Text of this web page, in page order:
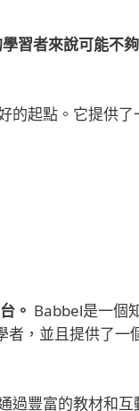
習者來說可能不夠
的起點。它提供了
。 Babbel是一個
者，並且提供了一
過豐富的教材和互